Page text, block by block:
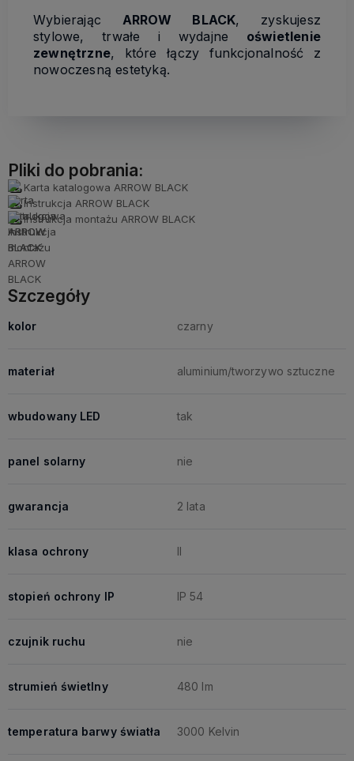
Wybierając ARROW BLACK, zyskujesz
stylowe, trwałe i wydajne oświetlenie
zewnętrzne, które łączy funkcjonalność z
nowoczesną estetyką.
Pliki do pobrania:
Karta katalogowa ARROW BLACK
Instrukcja ARROW BLACK
Instrukcja montażu ARROW BLACK
Szczegóły
kolor czarny
materiał aluminium/tworzywo sztuczne
wbudowany LED tak
panel solarny nie
gwarancja 2 lata
klasa ochrony II
stopień ochrony IP IP 54
czujnik ruchu nie
strumień świetlny 480 lm
temperatura barwy światła 3000 Kelvin